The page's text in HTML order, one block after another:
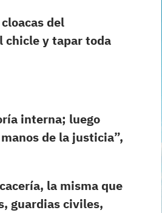
del
chicle y tapar toda
interna; luego
de la justicia”,
la misma que
guardias civiles,